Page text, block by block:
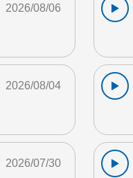
2026/08/06
2026/08/04
2026/07/30